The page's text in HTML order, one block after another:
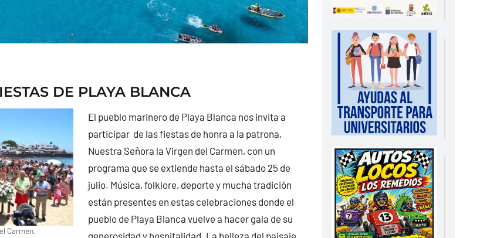
DE PLAYA BLANCA
Carmen.
El pueblo marinero de Playa Blanca nos invita a
participar de las fiestas de honra a la patrona,
Nuestra Señora la Virgen del Carmen, con un
programa que se extiende hasta el sábado 25 de
julio. Música, folklore, deporte y mucha tradición
están presentes en estas celebraciones donde el
pueblo de Playa Blanca vuelve a hacer gala de su
generosidad y hospitalidad. La belleza del paisaje